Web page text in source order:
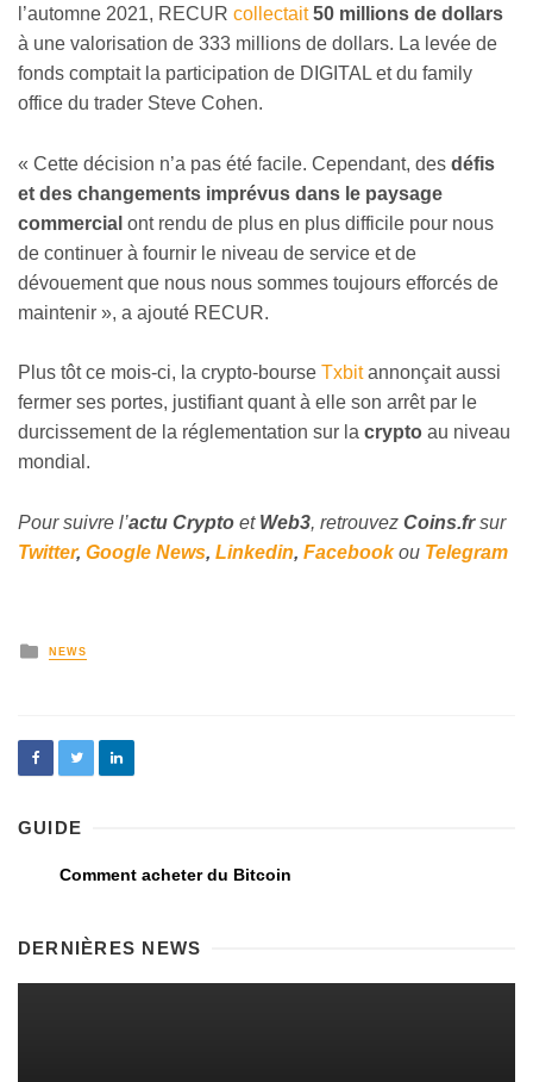
l’automne 2021, RECUR collectait 50 millions de dollars
à une valorisation de 333 millions de dollars. La levée de
fonds comptait la participation de DIGITAL et du family
office du trader Steve Cohen.
« Cette décision n’a pas été facile. Cependant, des défis
et des changements imprévus dans le paysage
commercial ont rendu de plus en plus difficile pour nous
de continuer à fournir le niveau de service et de
dévouement que nous nous sommes toujours efforcés de
maintenir », a ajouté RECUR.
Plus tôt ce mois-ci, la crypto-bourse Txbitannonçait aussi
fermer ses portes, justifiant quant à elle son arrêt par le
durcissement de la réglementation sur la crypto au niveau
mondial.
Pour suivre l’actu Crypto et Web3, retrouvez Coins.frsur
Twitter, Google News, Linkedin, Facebookou Telegram
NEWS
GUIDE
Comment acheter du Bitcoin
DERNIÈRES NEWS